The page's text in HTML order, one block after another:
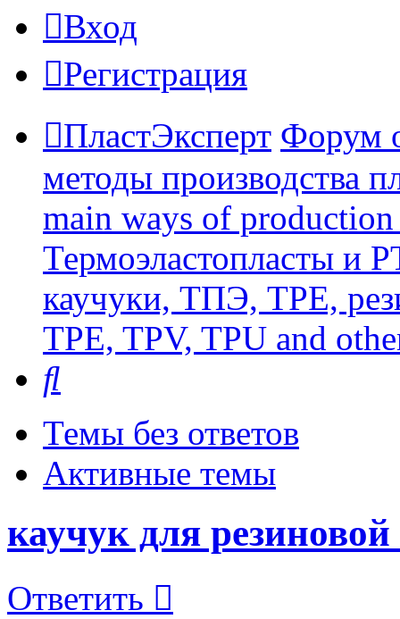
Вход
Регистрация
ПластЭксперт Форум
методы производства
main ways of
Термоэластопласты и
каучуки, ТПЭ, TPE,
TPE, TPV, TPU and
Темы без ответов
Активные темы
каучук для резиновой
Ответить